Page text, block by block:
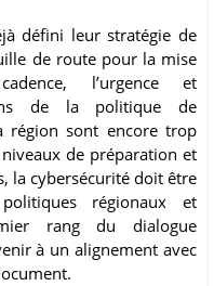
défini leur stratégie de
de route pour la mise
l’urgence et
de la politique de
région sont encore trop
de préparation et
la cybersécurité doit être
régionaux et
rang du dialogue
à un alignement avec